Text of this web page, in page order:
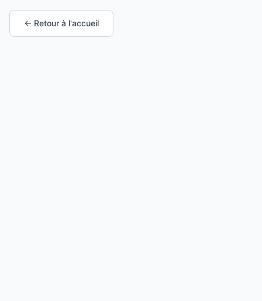
← Retour à l'accueil